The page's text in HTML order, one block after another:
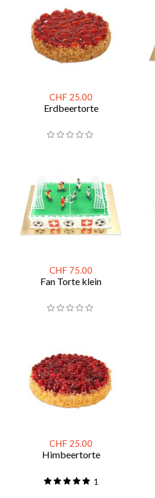
CHF 25.00
Erdbeertorte
CHF 75.00
Fan Torte klein
CHF 25.00
Himbeertorte
1